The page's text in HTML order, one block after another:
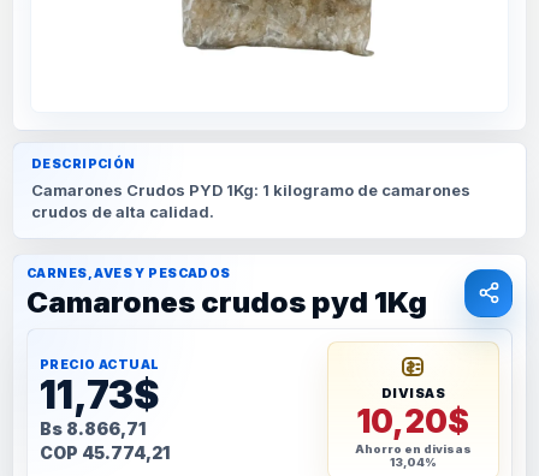
DESCRIPCIÓN
Camarones Crudos PYD 1Kg: 1 kilogramo de camarones
crudos de alta calidad.
CARNES, AVES Y PESCADOS
Camarones crudos pyd 1Kg
PRECIO ACTUAL
11,73$
Bs 8.866,71
COP 45.774,21
DIVISAS
10,20$
Ahorro en divisas
13,04%